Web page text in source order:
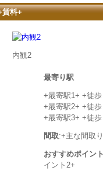
賃料+
内観2
最寄り駅
+最寄駅1+ +徒
+最寄駅2+ +徒
+最寄駅3+ +徒
間取:+主な間取
おすすめポイン
イント2+